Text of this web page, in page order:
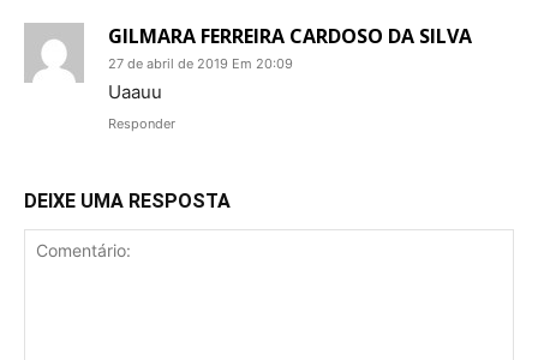
GILMARA FERREIRA CARDOSO DA SILVA
27 de abril de 2019 Em 20:09
Uaauu
Responder
DEIXE UMA RESPOSTA